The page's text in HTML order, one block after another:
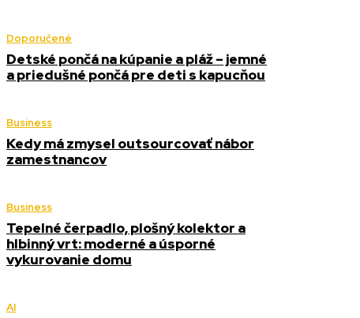
Doporučené
Detské pončá na kúpanie a pláž – jemné
a priedušné pončá pre deti s kapucňou
Business
Kedy má zmysel outsourcovať nábor
zamestnancov
Business
Tepelné čerpadlo, plošný kolektor a
hlbinný vrt: moderné a úsporné
vykurovanie domu
AI